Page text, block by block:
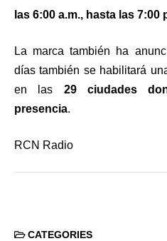
las 6:00 a.m., hasta las 7:00
La marca también ha
días también se habilitará
en las 29 ciudades
presencia.
RCN Radio
CATEGORIES